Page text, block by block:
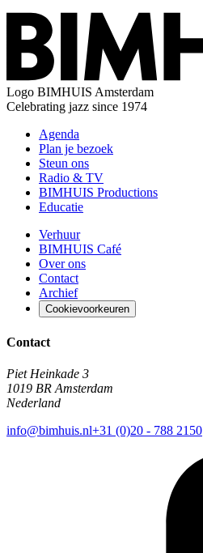
Logo BIMHUIS Amsterdam
Celebrating jazz since 1974
Agenda
Plan je bezoek
Steun ons
Radio & TV
BIMHUIS Productions
Educatie
Verhuur
BIMHUIS Café
Over ons
Contact
Archief
Cookievoorkeuren
Contact
Piet Heinkade 3
1019 BR Amsterdam
Nederland
info@bimhuis.nl+31 (0)20 - 788 2150